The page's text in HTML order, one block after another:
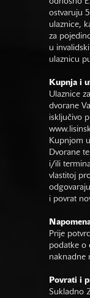
odnosno
ostvaruju
ulaznice,
za
u
ulaznicu
Kupnja i
Ulaznice
dvorane
isključivo
Kupnjom
Dvorane
i/ili
vlastitoj
i povrat
Prije
podatke o
naknadne
Povrati i
Sukladno